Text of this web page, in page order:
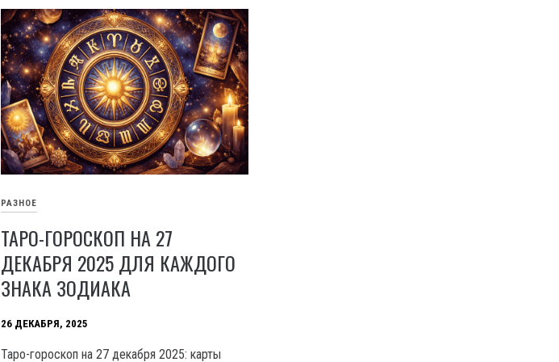
РАЗНОЕ
ТАРО-ГОРОСКОП НА 27
ДЕКАБРЯ 2025 ДЛЯ КАЖДОГО
ЗНАКА ЗОДИАКА
26 ДЕКАБРЯ, 2025
Таро-гороскоп на 27 декабря 2025: карты